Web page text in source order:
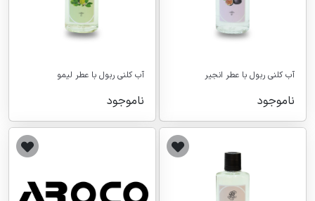
آب کلنی ربول با عطر انجیر
ناموجود
آب کلنی ربول با عطر لیمو
ناموجود